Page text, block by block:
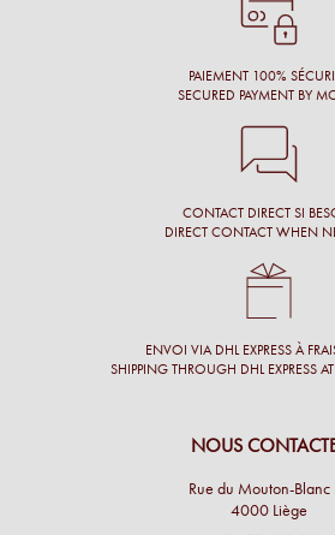
PAIEMENT 100%
SECURED PAYMENT BY
CONTACT DIRECT SI
DIRECT CONTACT WHEN
ENVOI VIA DHL EXPRESS À
SHIPPING THROUGH DHL EXPRESS
NOUS
Rue du Mouton-Blanc
4000 Liège